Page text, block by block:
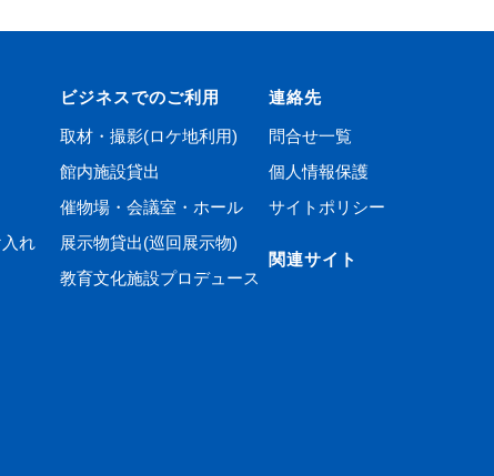
入れ
ビジネスでのご利用
取材・撮影(ロケ地利用)
館内施設貸出
催物場・会議室・ホール
展示物貸出(巡回展示物)
教育文化施設プロデュース
連絡先
問合せ一覧
個人情報保護
サイトポリシー
関連サイト